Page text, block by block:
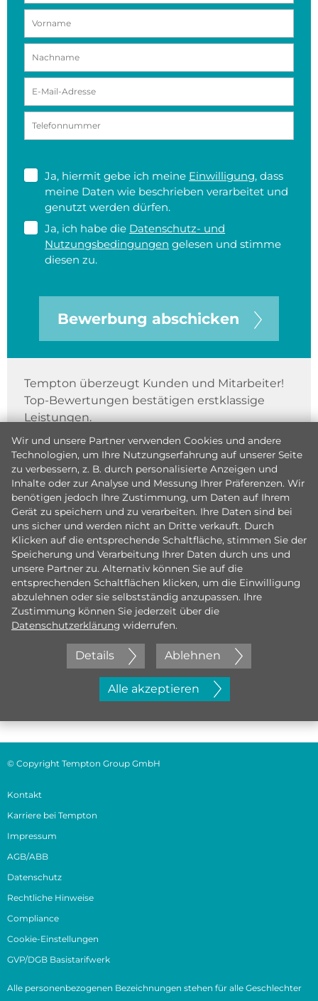
Ja, hiermit gebe ich meine Einwilligung, dass
meine Daten wie beschrieben verarbeitet und
genutzt werden dürfen.
Ja, ich habe die Datenschutz- und
Nutzungsbedingungen gelesen und stimme
diesen zu.
Bewerbung abschicken
Tempton überzeugt Kunden und Mitarbeiter!
Top-Bewertungen bestätigen erstklassige
Leistungen.
Jetzt initiativ bewerben
Wir und unsere Partner verwenden Cookies und andere
Technologien, um Ihre Nutzungserfahrung auf unserer Seite
zu verbessern, z. B. durch personalisierte Anzeigen und
Inhalte oder zur Analyse und Messung Ihrer Präferenzen. Wir
benötigen jedoch Ihre Zustimmung, um Daten auf Ihrem
Gerät zu speichern und zu verarbeiten. Ihre Daten sind bei
uns sicher und werden nicht an Dritte verkauft. Durch
Klicken auf die entsprechende Schaltfläche, stimmen Sie der
Speicherung und Verarbeitung Ihrer Daten durch uns und
unsere Partner zu. Alternativ können Sie auf die
entsprechenden Schaltflächen klicken, um die Einwilligung
abzulehnen oder sie selbstständig anzupassen. Ihre
Zustimmung können Sie jederzeit über die
Datenschutzerklärung widerrufen.
Details Ablehnen
Alle akzeptieren
© Copyright Tempton Group GmbH
Kontakt
Karriere bei Tempton
Impressum
AGB/ABB
Datenschutz
Rechtliche Hinweise
Compliance
Cookie-Einstellungen
GVP/DGB Basistarifwerk
Alle personenbezogenen Bezeichnungen stehen für alle Geschlechter